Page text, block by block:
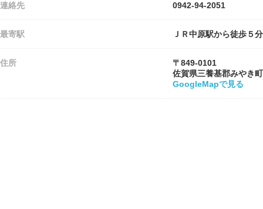
連絡先 0942-94-2051
最寄駅 ＪＲ中原駅から徒歩５分
住所
〒849-0101
佐賀県三養基郡みやき
GoogleMapで見る